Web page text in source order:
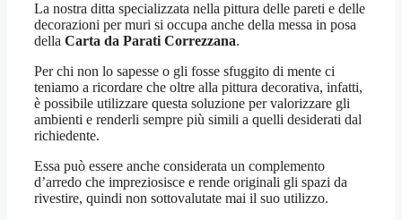
La nostra ditta specializzata nella pittura delle pareti e delle
decorazioni per muri si occupa anche della messa in posa
della Carta da Parati Correzzana.
Per chi non lo sapesse o gli fosse sfuggito di mente ci
teniamo a ricordare che oltre alla pittura decorativa, infatti,
è possibile utilizzare questa soluzione per valorizzare gli
ambienti e renderli sempre più simili a quelli desiderati dal
richiedente.
Essa può essere anche considerata un complemento
d’arredo che impreziosisce e rende originali gli spazi da
rivestire, quindi non sottovalutate mai il suo utilizzo.